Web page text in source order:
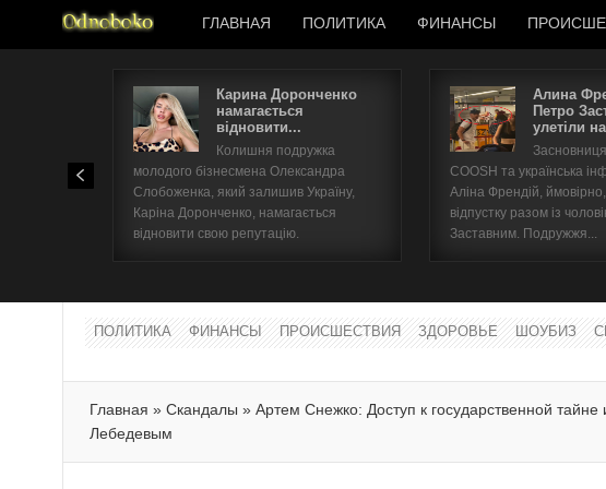
ГЛАВНАЯ ПОЛИТИКА ФИНАНСЫ
Карина Доронченко
намагається
відновити...
Колишня подружка
молодого бізнесмена Олександра
Слобоженка, який залишив Україну,
Каріна Доронченко, намагається
відновити свою репутацію.
Алина
Петро
улетіли
COOSH та українська
Аліна Френдій,
відпустку разом із
Заставним. Подружжя...
ПОЛИТИКА ФИНАНСЫ ПРОИСШЕСТВИЯ ЗДОРОВЬЕ ШОУБИЗ
Главная » Скандалы » Артем Снежко: Доступ к государственной тайне
Лебедевым